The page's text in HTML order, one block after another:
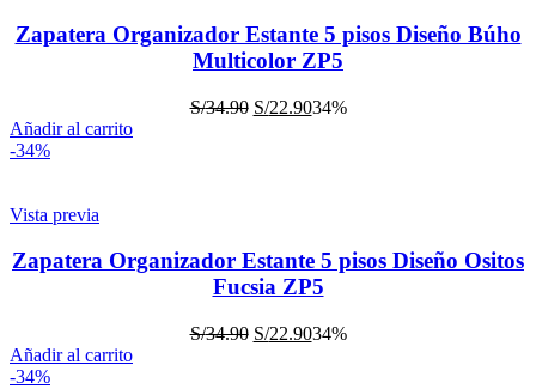
Zapatera Organizador Estante 5 pisos Diseño Búho
Multicolor ZP5
S/34.90 S/22.9034%
Añadir al carrito
-34%
Vista previa
Zapatera Organizador Estante 5 pisos Diseño Ositos
Fucsia ZP5
S/34.90 S/22.9034%
Añadir al carrito
-34%